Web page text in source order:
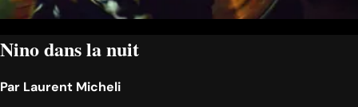
Nino dans la nuit
Par Laurent Micheli